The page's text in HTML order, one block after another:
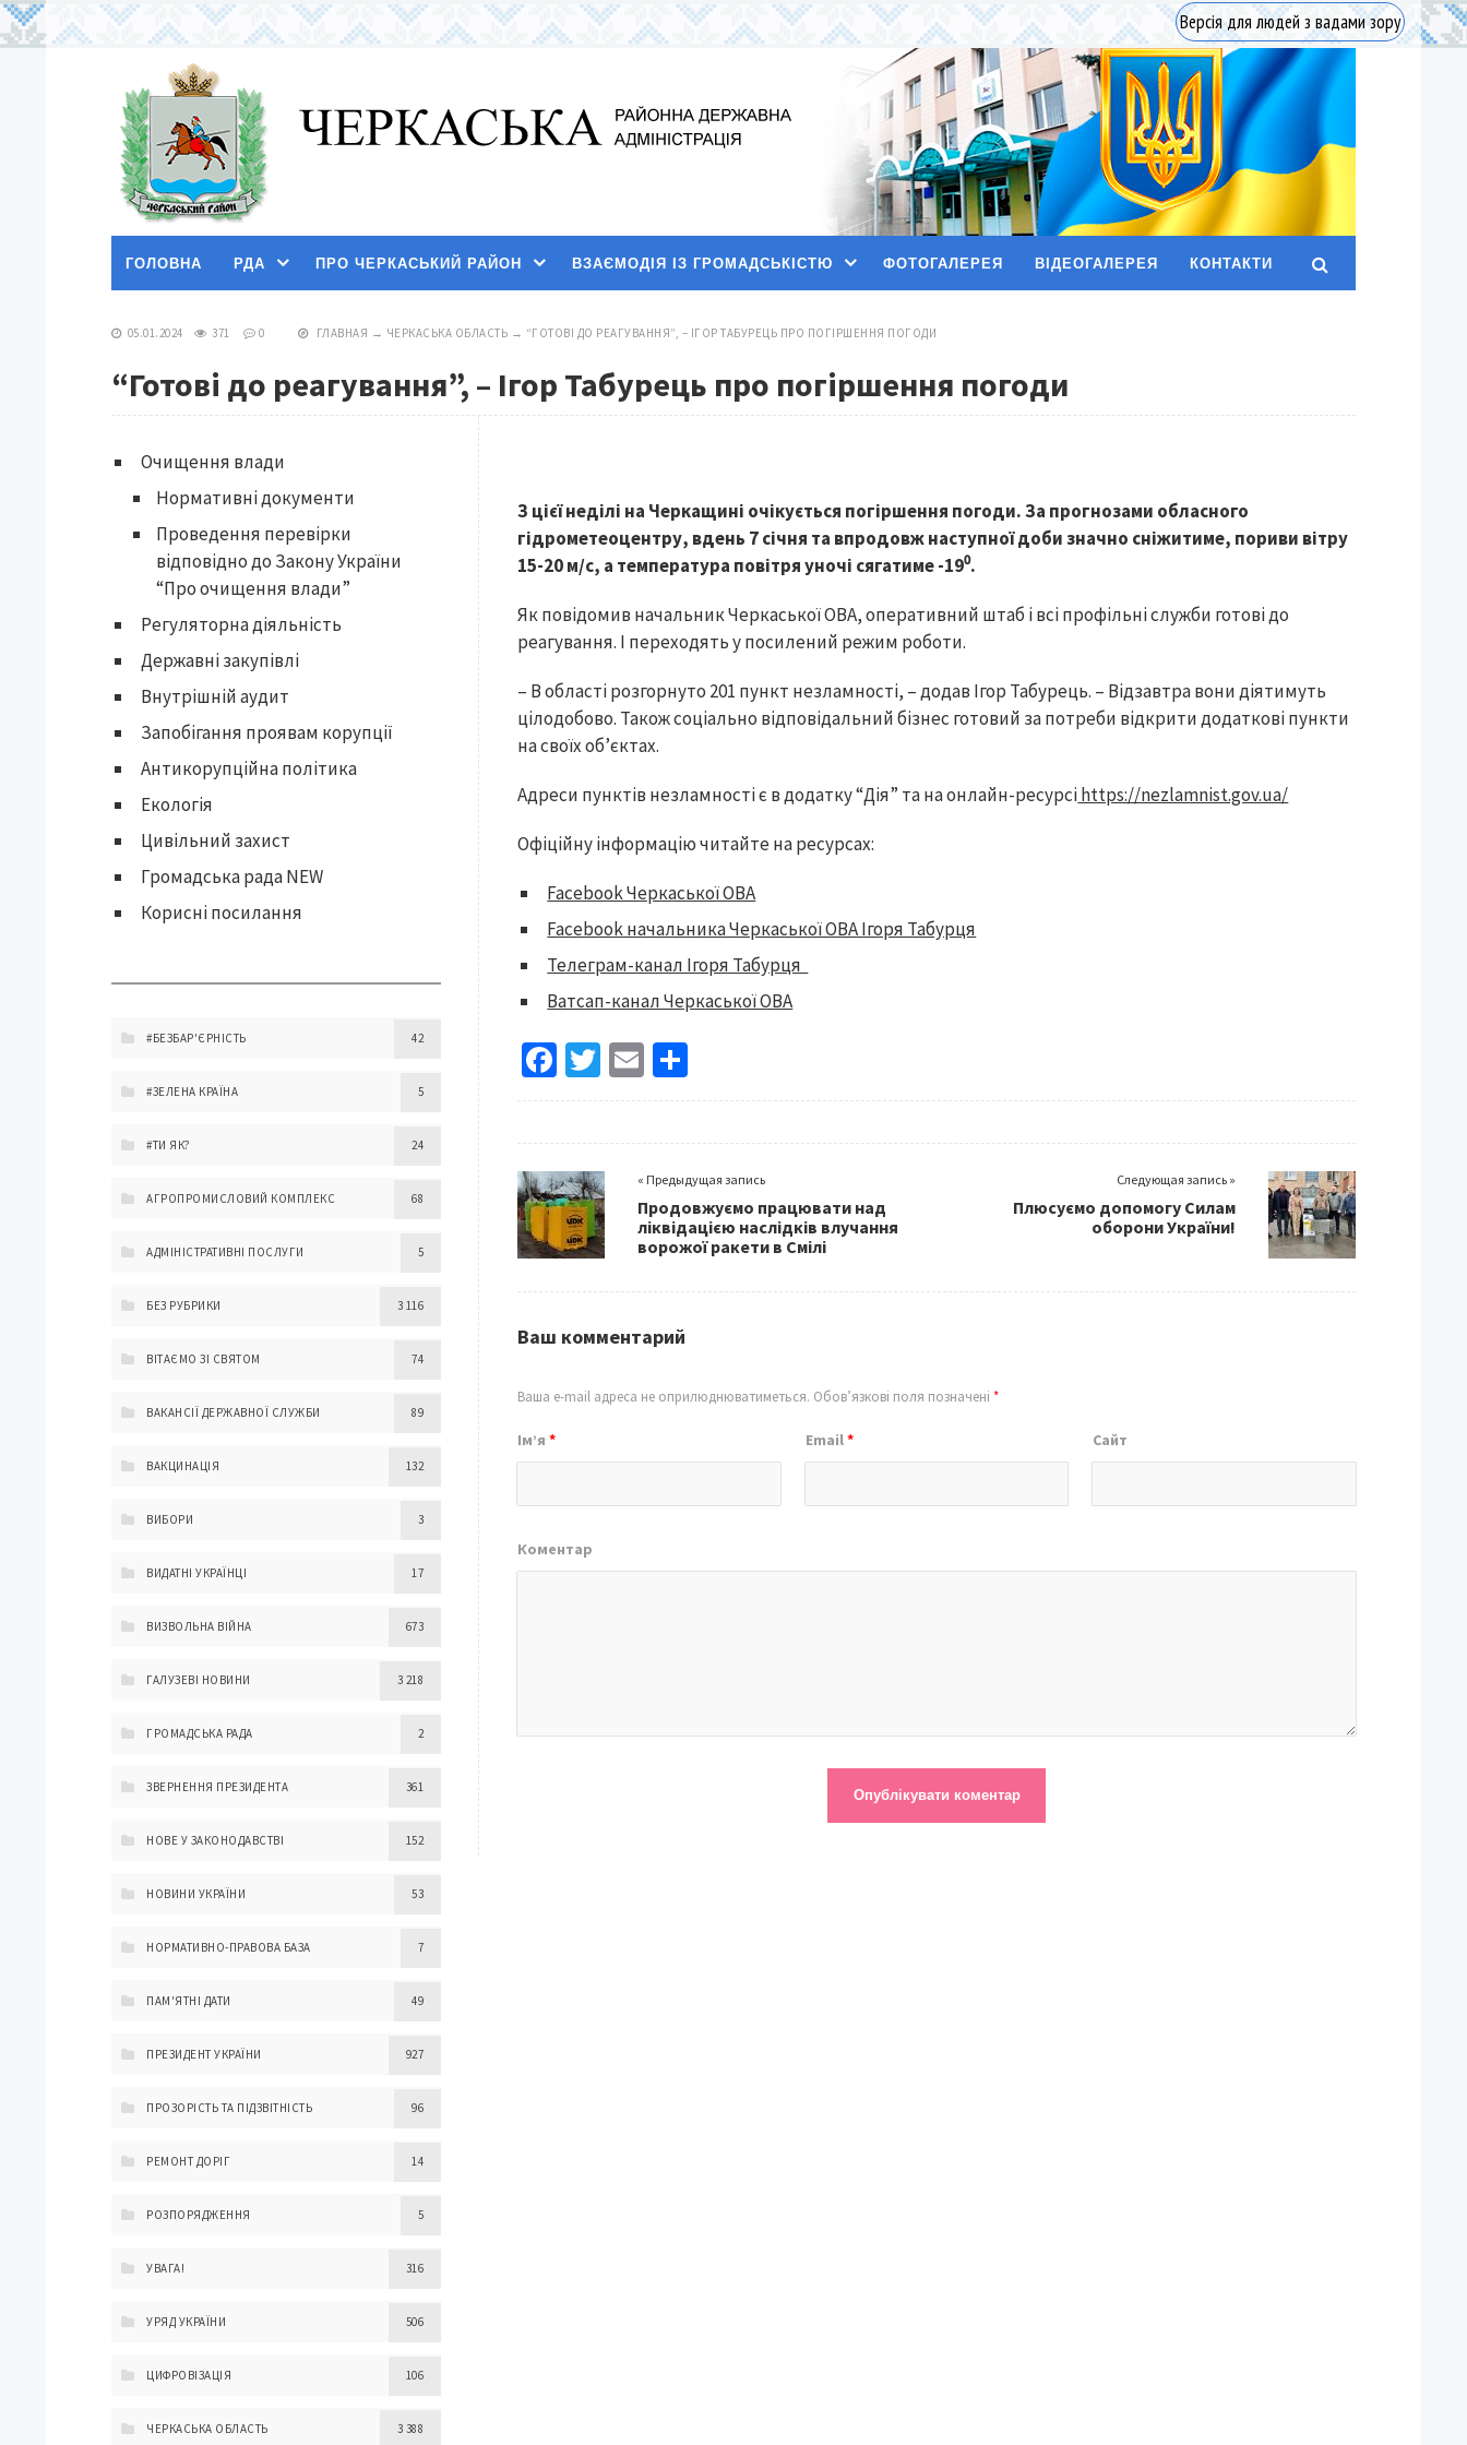
Версія для людей з вадами зору
ГОЛОВНА РДА ПРО ЧЕРКАСЬКИЙ РАЙОН ВЗАЄМОДІЯ ІЗ ГРОМАДСЬКІСТЮ ФОТОГАЛЕРЕЯ ВІДЕОГАЛЕРЕЯ КОНТАКТИ
05.01.2024 371 0 ГЛАВНАЯ → ЧЕРКАСЬКА ОБЛАСТЬ → “ГОТОВІ ДО РЕАГУВАННЯ”, – ІГОР ТАБУРЕЦЬ ПРО ПОГІРШЕННЯ ПОГОДИ
“Готові до реагування”, – Ігор Табурець про погіршення погоди
З цієї неділі на Черкащині очікується погіршення погоди. За прогнозами обласного
гідрометеоцентру, вдень 7 січня та впродовж наступної доби значно сніжитиме, пориви вітру
15-20 м/с, а температура повітря уночі сягатиме -19⁰.
Як повідомив начальник Черкаської ОВА, оперативний штаб і всі профільні служби готові до
реагування. І переходять у посилений режим роботи.
– В області розгорнуто 201 пункт незламності, – додав Ігор Табурець. – Відзавтра вони діятимуть
цілодобово. Також соціально відповідальний бізнес готовий за потреби відкрити додаткові пункти
на своїх об’єктах.
Адреси пунктів незламності є в додатку “Дія” та на онлайн-ресурсіhttps://nezlamnist.gov.ua/
Офіційну інформацію читайте на ресурсах:
Facebook Черкаської ОВА
Facebook начальника Черкаської ОВА Ігоря Табурця
Телеграм-канал Ігоря Табурця
Ватсап-канал Черкаської ОВА
Fa
ce
o
o
k
T
wi
er
E
m
l
h
« Предыдущая запись
Продовжуємо працювати над
ліквідацією наслідків влучання
ворожої ракети в Смілі
Следующая запись »
Плюсуємо допомогу Силам
оборони України!
Ваш комментарий
Ваша e-mail адреса не оприлюднюватиметься. Обов’язкові поля позначені*
Ім’я* Email* Сайт
Коментар
Очищення влади
Нормативні документи
Проведення перевірки
відповідно до Закону України
“Про очищення влади”
Регуляторна діяльність
Державні закупівлі
Внутрішній аудит
Запобігання проявам корупції
Антикорупційна політика
Екологія
Цивільний захист
Громадська рада NEW
Корисні посилання
#БЕЗБАР'ЄРНІСТЬ 42
#ЗЕЛЕНА КРАЇНА 5
#ТИ ЯК? 24
АГРОПРОМИСЛОВИЙ КОМПЛЕКС 68
АДМІНІСТРАТИВНІ ПОСЛУГИ 5
БЕЗ РУБРИКИ 3 116
ВІТАЄМО ЗІ СВЯТОМ 74
ВАКАНСІЇ ДЕРЖАВНОЇ СЛУЖБИ 89
ВАКЦИНАЦІЯ 132
ВИБОРИ 3
ВИДАТНІ УКРАЇНЦІ 17
ВИЗВОЛЬНА ВІЙНА 673
ГАЛУЗЕВІ НОВИНИ 3 218
ГРОМАДСЬКА РАДА 2
ЗВЕРНЕННЯ ПРЕЗИДЕНТА 361
НОВЕ У ЗАКОНОДАВСТВІ 152
НОВИНИ УКРАЇНИ 53
НОРМАТИВНО-ПРАВОВА БАЗА 7
ПАМ'ЯТНІ ДАТИ 49
ПРЕЗИДЕНТ УКРАЇНИ 927
ПРОЗОРІСТЬ ТА ПІДЗВІТНІСТЬ 96
РЕМОНТ ДОРІГ 14
РОЗПОРЯДЖЕННЯ 5
УВАГА! 316
УРЯД УКРАЇНИ 506
ЦИФРОВІЗАЦІЯ 106
ЧЕРКАСЬКА ОБЛАСТЬ 3 388